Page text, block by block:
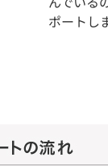
ポートし